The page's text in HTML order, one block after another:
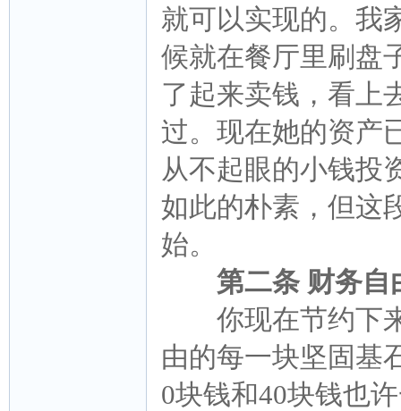
就可以实现的。我
候就在餐厅里刷盘
了起来卖钱，看上
过。现在她的资产
从不起眼的小钱投
如此的朴素，但这
始。
第二条 财务自
你现在节约下来
由的每一块坚固基
0块钱和40块钱也